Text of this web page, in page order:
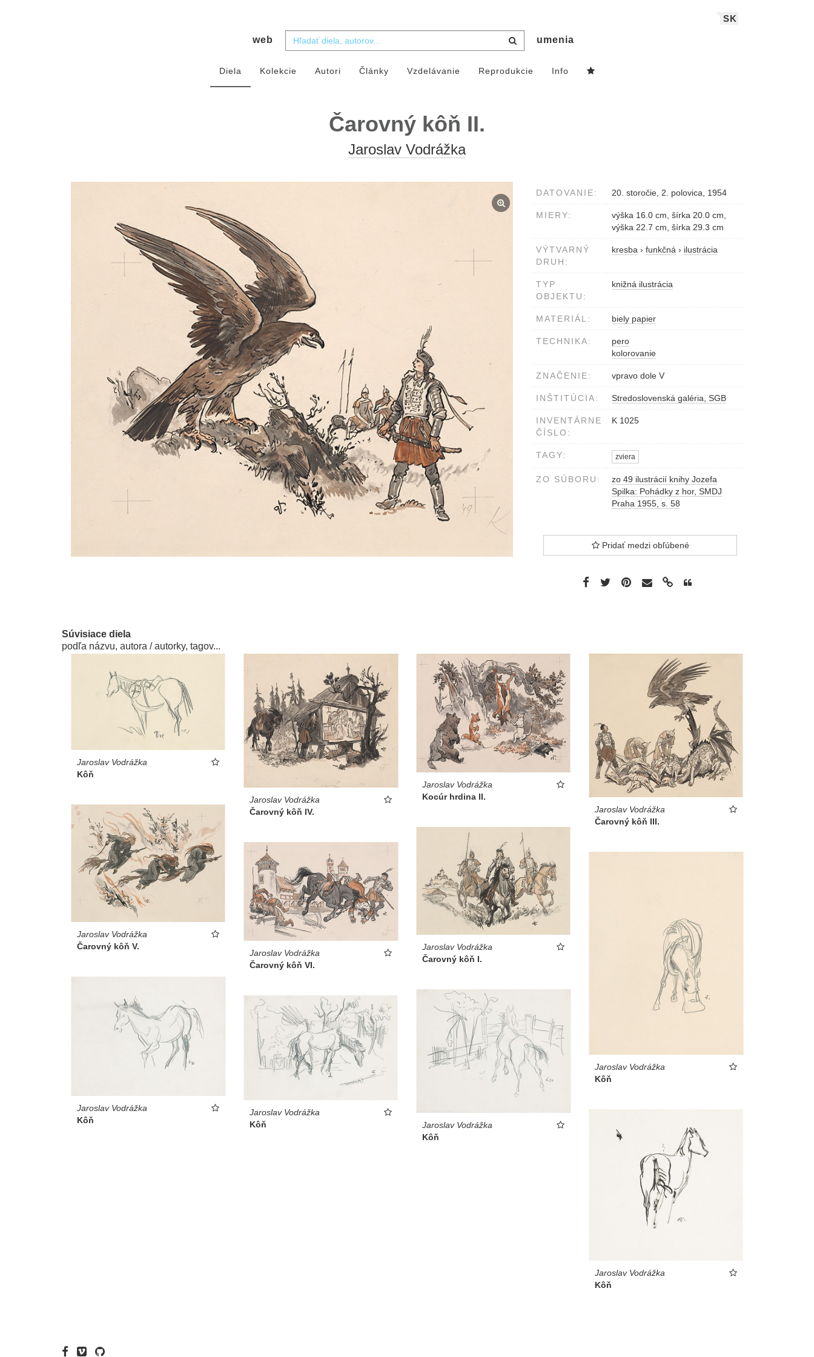
SK
web umenia
Diela Kolekcie Autori Články Vzdelávanie Reprodukcie Info
Čarovný kôň II.
Jaroslav Vodrážka
DATOVANIE: 20. storočie, 2. polovica, 1954
MIERY:
výška 16.0 cm, šírka 20.0 cm,
výška 22.7 cm, šírka 29.3 cm
VÝTVARNÝ
DRUH:
kresba › funkčná › ilustrácia
TYP
OBJEKTU:
knižná ilustrácia
MATERIÁL: biely papier
TECHNIKA:
pero
kolorovanie
ZNAČENIE: vpravo dole V
INŠTITÚCIA: Stredoslovenská galéria, SGB
INVENTÁRNE
ČÍSLO:
K 1025
TAGY: zviera
ZO SÚBORU:
zo 49 ilustrácií knihy Jozefa
Spilka: Pohádky z hor, SMDJ
Praha 1955, s. 58
Pridať medzi obľúbené
Súvisiace diela
podľa názvu, autora / autorky, tagov...
Jaroslav Vodrážka
Kôň
Jaroslav Vodrážka
Čarovný kôň IV.
Jaroslav Vodrážka
Kocúr hrdina II.
Jaroslav Vodrážka
Čarovný kôň III.
Jaroslav Vodrážka
Čarovný kôň V.
Jaroslav Vodrážka
Čarovný kôň I.
Jaroslav Vodrážka
Čarovný kôň VI.
Jaroslav Vodrážka
Kôň
Jaroslav Vodrážka
Kôň
Jaroslav Vodrážka
Kôň
Jaroslav Vodrážka
Kôň
Jaroslav Vodrážka
Kôň